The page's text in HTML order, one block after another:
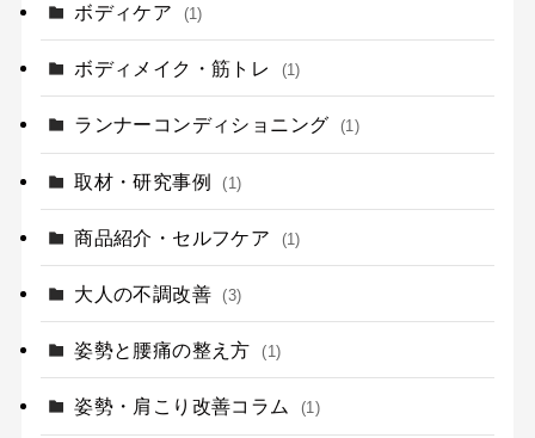
ボディケア (1)
ボディメイク・筋トレ (1)
ランナーコンディショニング (1)
取材・研究事例 (1)
商品紹介・セルフケア (1)
大人の不調改善 (3)
姿勢と腰痛の整え方 (1)
姿勢・肩こり改善コラム (1)